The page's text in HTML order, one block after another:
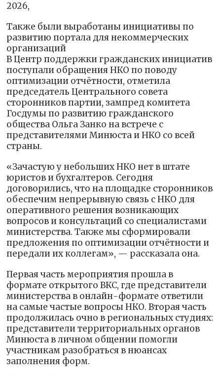
2026,
Также были выработаны инициативы по
развитию портала для некоммерческих
организаций
В Центр поддержки гражданских инициатив
поступали обращения НКО по поводу
оптимизации отчётности, отметила
председатель Центрального совета
сторонников партии, зампред комитета
Госдумы по развитию гражданского
общества Ольга Занко на встрече с
представителями Минюста и НКО со всей
страны.
«Зачастую у небольших НКО нет в штате
юристов и бухгалтеров. Сегодня
договорились, что на площадке сторонников
обеспечим непрерывную связь с НКО для
оперативного решения возникающих
вопросов и консультаций со специалистами
министерства. Также мы сформировали
предложения по оптимизации отчётности и
передали их коллегам», — рассказала она.
Первая часть мероприятия прошла в
формате открытого ВКС, где представители
министерства в онлайн-формате ответили
на самые частые вопросы НКО. Вторая часть
продолжилась очно в региональных студиях:
представители территориальных органов
Минюста в личном общении помогли
участникам разобраться в нюансах
заполнения форм.